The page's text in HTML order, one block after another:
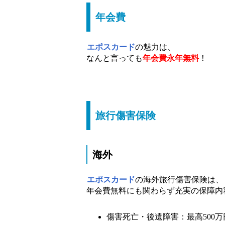
年会費
エポスカードの魅力は、
なんと言っても年会費永年無料！
旅行傷害保険
海外
エポスカードの海外旅行傷害保険は、
年会費無料にも関わらず充実の保障内
傷害死亡・後遺障害：最高500万